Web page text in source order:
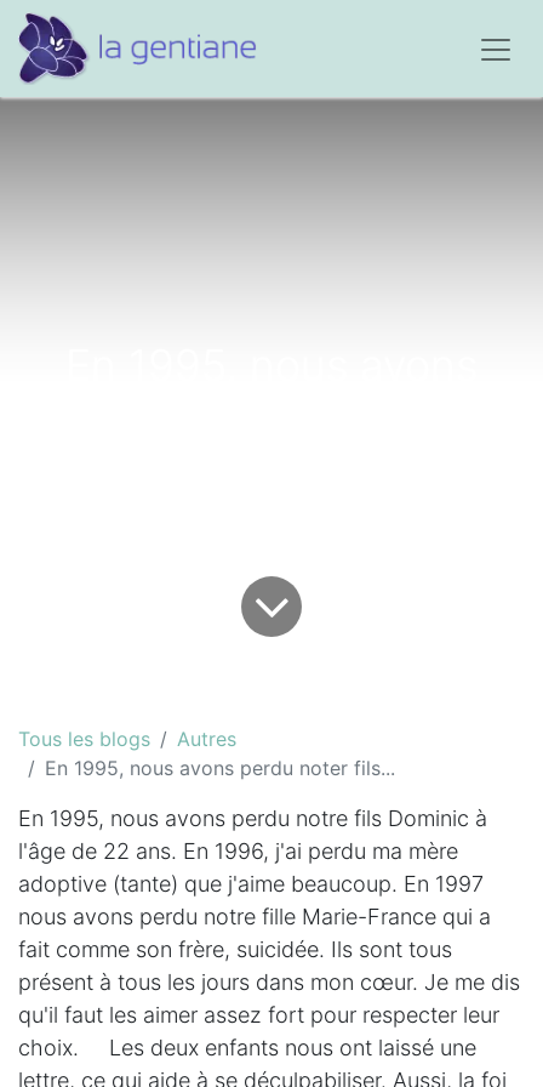
Tous les blogs
Autres
En 1995, nous avons perdu noter fils...
En 1995, nous avons perdu notre fils Dominic à
l'âge de 22 ans. En 1996, j'ai perdu ma mère
adoptive (tante) que j'aime beaucoup. En 1997
nous avons perdu notre fille Marie-France qui a
fait comme son frère, suicidée. Ils sont tous
présent à tous les jours dans mon cœur. Je me dis
qu'il faut les aimer assez fort pour respecter leur
choix. Les deux enfants nous ont laissé une
lettre, ce qui aide à se déculpabiliser. Aussi, la foi